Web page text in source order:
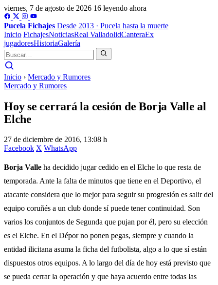
viernes, 7 de agosto de 2026 16 leyendo ahora
Pucela Fichajes Desde 2013 · Pucela hasta la muerte
Inicio FichajesNoticiasReal ValladolidCanteraEx
jugadoresHistoriaGalería
Inicio › Mercado y Rumores
Mercado y Rumores
Hoy se cerrará la cesión de Borja Valle al
Elche
27 de diciembre de 2016, 13:08 h
Facebook X WhatsApp
Borja Valle ha decidido jugar cedido en el Elche lo que resta de
temporada. Ante la falta de minutos que tiene en el Deportivo, el
atacante considera que lo mejor para seguir su progresión es salir del
equipo coruñés a un club donde sí puede tener continuidad. Son
varios los conjuntos de Segunda que pujan por él, pero su elección
es el Elche. En el Dépor no ponen pegas, siempre y cuando la
entidad ilicitana asuma la ficha del futbolista, algo a lo que sí están
dispuestos otros equipos. A lo largo del día de hoy está previsto que
se pueda cerrar la operación y que haya acuerdo entre todas las